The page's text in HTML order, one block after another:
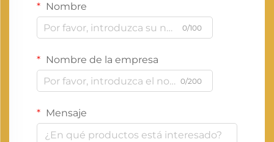
Nombre
0/100
Nombre de la empresa
0/200
Mensaje